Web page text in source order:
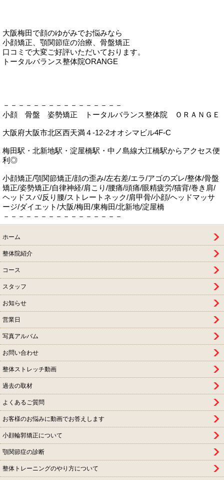
大阪梅田で顔のゆがみでお悩みなら
小顔矯正、顎関節症の治療、骨盤矯正
口コミで大変ご好評いただいております。
トータルバランス整体院ORANGE
－－－－－－－－－－－－－－－－
小顔 骨盤 姿勢矯正 トータルバランス整体院 ＯＲＡＮＧＥ
大阪府大阪市北区西天満４-12-2オオシマビル4F-C
梅田駅・北新地駅・淀屋橋駅・中ノ島線大江橋駅からアクセス便
利◎
小顔矯正/顎関節矯正/顔の歪み/左右差/エラ/アゴのズレ/整体/骨盤
矯正/姿勢矯正/自律神経/肩こり/腰痛/頭痛/眼精疲労/猫背/巻き肩/
ヘッドスパ/反り腰/ストレートネック/肩甲骨/小顔/ヘッドマッサ
ージ/ダイエット/大阪/梅田/東梅田/北新地/淀屋橋
－－－－－－－－－－－－－－－－
ホーム
整体院紹介
コース
スタッフ
お知らせ
営業日
写真アルバム
お問い合わせ
整体ストレッチ動画
過去の取材
よくあるご質問
お客様のお悩みに動画でお答えします
小顔輪郭矯正について
顎関節症の診断
整体トレーニングのやり方について